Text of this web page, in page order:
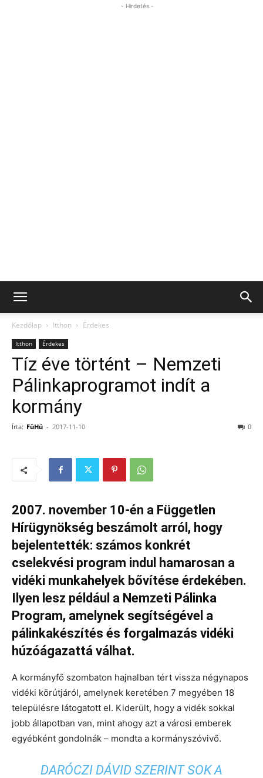
- Hirdetés -
Kezdőlap Itthon Érdekes
Itthon Érdekes
Tíz éve történt – Nemzeti
Pálinkaprogramot indít a
kormány
Írta: FüHü - 2017-11-10 0
2007. november 10-én a Független
Hírügynökség beszámolt arról, hogy
bejelentették: számos konkrét
cselekvési program indul hamarosan a
vidéki munkahelyek bővítése érdekében.
Ilyen lesz például a Nemzeti Pálinka
Program, amelynek segítségével a
pálinkakészítés és forgalmazás vidéki
húzóágazattá válhat.
A kormányfő szombaton hajnalban tért vissza négynapos
vidéki körútjáról, amelynek keretében 7 megyében 18
településre látogatott el. Kiderült, hogy a vidék sokkal
jobb állapotban van, mint ahogy azt a városi emberek
egyébként gondolnák – mondta a kormányszóvivő.
DARÓCZI DÁVID SZERINT SOK A